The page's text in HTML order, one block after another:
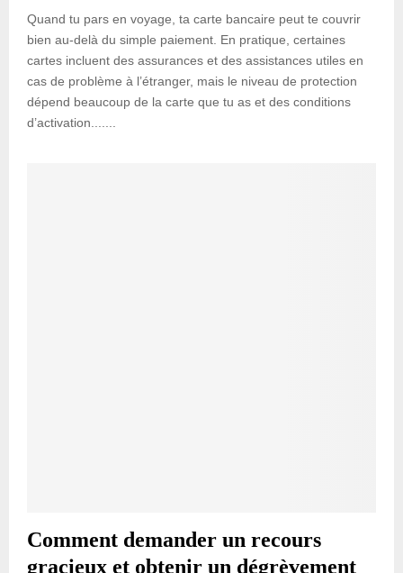
Quand tu pars en voyage, ta carte bancaire peut te couvrir
bien au-delà du simple paiement. En pratique, certaines
cartes incluent des assurances et des assistances utiles en
cas de problème à l’étranger, mais le niveau de protection
dépend beaucoup de la carte que tu as et des conditions
d’activation.......
Comment demander un recours
gracieux et obtenir un dégrèvement